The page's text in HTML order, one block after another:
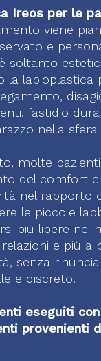
Ireos per le
viene
e
è soltanto
la labioplastica
fastidio
nella sfera
molte
del comfort e
nel rapporto
le piccole
più libere nei
e più a
senza
e discreto.
eseguiti
provenienti